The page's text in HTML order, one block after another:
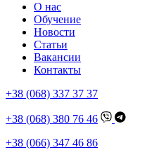
О нас
Обучение
Новости
Статьи
Вакансии
Контакты
+38 (068) 337 37 37
+38 (068) 380 76 46
+38 (066) 347 46 86